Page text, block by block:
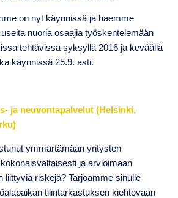
on nyt käynnissä ja haemme
nuoria osaajia työskentelemään
tehtävissä syksyllä 2016 ja keväällä
käynnissä 25.9. asti.
ja neuvontapalvelut (Helsinki,
ymmärtämään yritysten
ja arvioimaan
liittyviä riskejä? Tarjoamme sinulle
tilintarkastuksen kiehtovaan